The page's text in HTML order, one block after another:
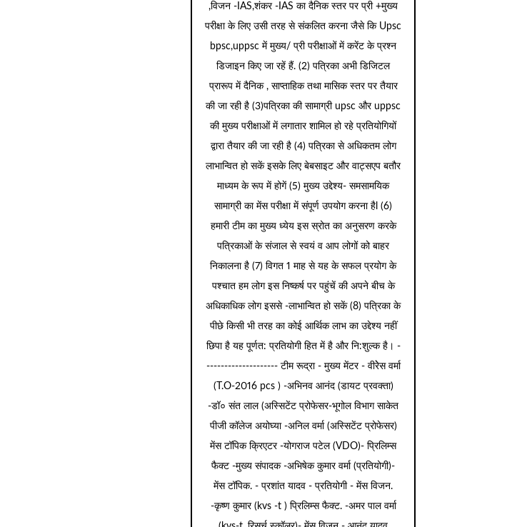
,विजन -IAS,शंकर -IAS का दैनिक स्तर पर प्री +मुख्य
परीक्षा के लिए उसी तरह से संकलित करना जैसे कि Upsc
bpsc,uppsc में मुख्य/ प्री परीक्षाओं में करेंट के प्रश्न
डिजाइन किए जा रहें हैं. (2) पत्रिका अभी डिजिटल
प्रारूप में दैनिक , साप्ताहिक तथा मासिक स्तर पर तैयार
की जा रही है (3)पत्रिका की सामाग्री upsc और uppsc
की मुख्य परीक्षाओं में लगातार शामिल हो रहे प्रतियोगियों
द्वारा तैयार की जा रही है (4) पत्रिका से अधिकतम लोग
लाभान्वित हो सकें इसके लिए बेबसाइट और वाट्सएप बतौर
माध्यम के रूप में होगें (5) मुख्य उद्देश्य- समसामयिक
सामाग्री का मेंस परीक्षा में संपूर्ण उपयोग करना हैl (6)
हमारी टीम का मुख्य ध्येय इस स्रोत का अनुसरण करके
पत्रिकाओं के संजाल से स्वयं व आप लोगों को बाहर
निकालना है (7) विगत 1 माह से यह के सफल प्रयोग के
पश्चात हम लोग इस निष्कर्ष पर पहुंचें की अपने बीच के
अधिकाधिक लोग इससे -लाभान्वित हो सकें (8) पत्रिका के
पीछे किसी भी तरह का कोई आर्थिक लाभ का उद्देश्य नहीं
छिपा है यह पूर्णत: प्रतियोगी हित में है और नि:शुल्क है। -
-------------------- टीम रूद्रा - मुख्य मेंटर - वीरेेस वर्मा
(T.O-2016 pcs ) -अभिनव आनंद (डायट प्रवक्ता)
-डॉ० संत लाल (अस्सिटेंट प्रोफेसर-भूगोल विभाग साकेत
पीजी कॉलेज अयोघ्या -अनिल वर्मा (अस्सिटेंट प्रोफेसर)
मेंस टॉपिक क्रिएटर -योगराज पटेल (VDO)- प्रिलिम्स
फैक्ट -मुख्य संपादक -अभिषेक कुमार वर्मा (प्रतियोगी)-
मेंस टॉपिक. - प्रशांत यादव - प्रतियोगी - मेंस विजन.
-कृष्ण कुमार (kvs -t ) प्रिलिम्स फैक्ट. -अमर पाल वर्मा